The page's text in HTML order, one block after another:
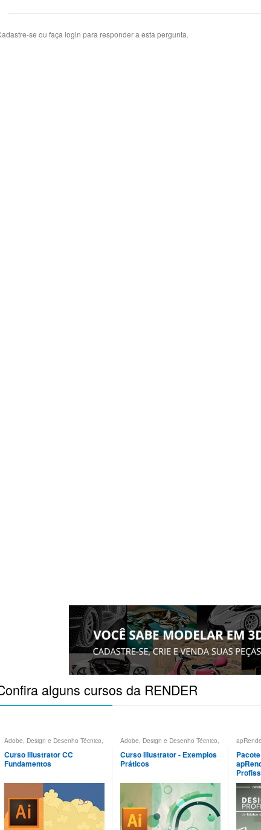
se ou faça login para responder a esta pergunta.
alguns cursos da RENDER
Adobe, Design e Desenho Técnico
Design Gráfico
Curso Illustrator CC
Fundamentos
Adobe, Design e Desenho Técnico
Design Gráfico Edição de Imagem,
Illustrator
Curso Illustrator - Exemplos
Práticos
Indesign